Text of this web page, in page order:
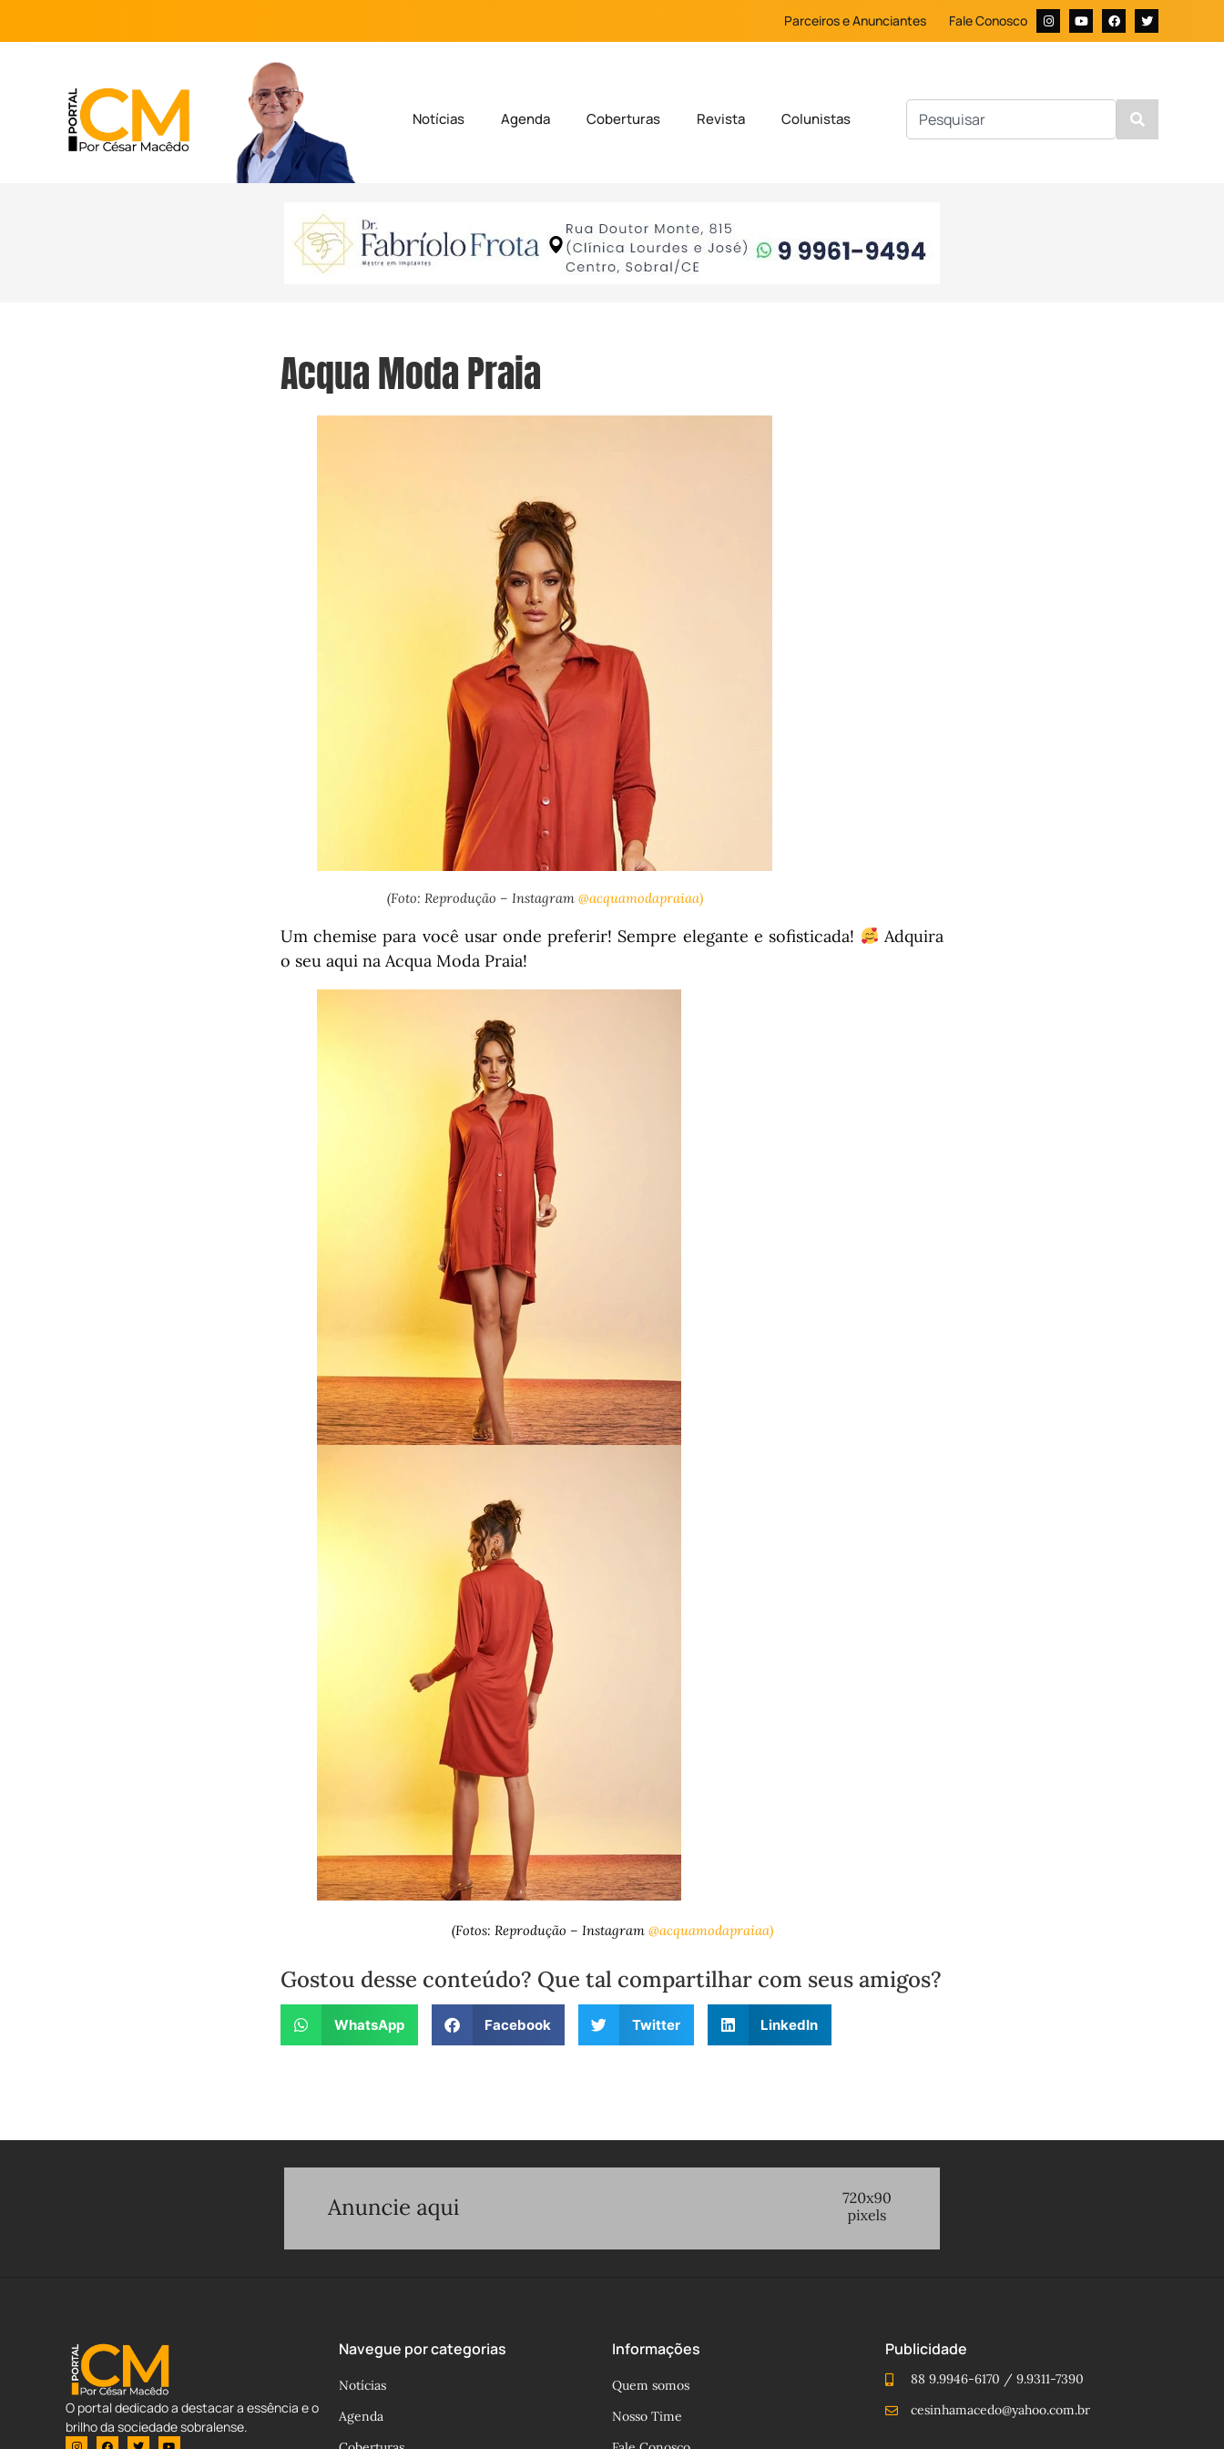
Parceiros e Anunciantes Fale Conosco
Notícias Agenda Coberturas Revista Colunistas
Acqua Moda Praia
(Foto: Reprodução – Instagram @acquamodapraiaa)
Um chemise para você usar onde preferir! Sempre elegante e sofisticada!
Adquira
o seu aqui na Acqua Moda Praia!
(Fotos: Reprodução – Instagram @acquamodapraiaa)
Gostou desse conteúdo? Que tal compartilhar com seus amigos?
WhatsApp Facebook Twitter LinkedIn
O portal dedicado a destacar a essência e o
brilho da sociedade sobralense.
Navegue por categorias
Notícias
Agenda
Informações
Quem somos
Nosso Time
Publicidade
88 9.9946-6170 / 9.9311-7390
cesinhamacedo@yahoo.com.br